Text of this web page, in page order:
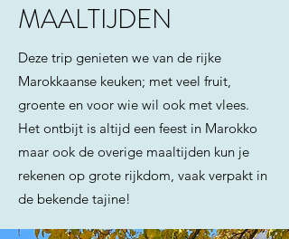
MAALTIJDEN
Deze trip genieten we van de rijke
Marokkaanse keuken; met veel fruit,
groente en voor wie wil ook met vlees.
Het ontbijt is altijd een feest in Marokko
maar ook de overige maaltijden kun je
rekenen op grote rijkdom, vaak verpakt in
de bekende tajine!